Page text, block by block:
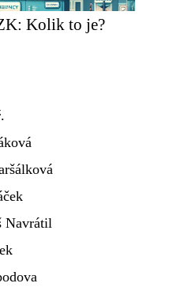
Kolik to je?
Navrátil